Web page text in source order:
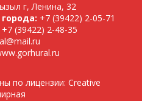
г, Ленина, 32
+7 (39422) 2-05-71
+7 (39422) 2-48-35
по лицензии: Creative